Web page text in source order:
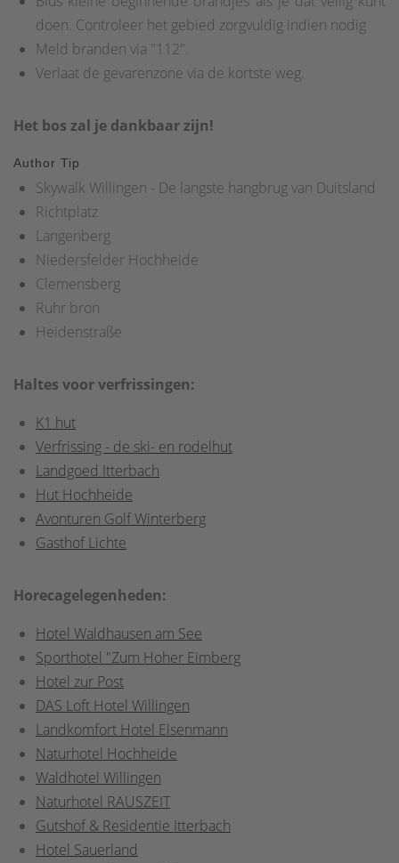
doen. Controleer het gebied zorgvuldig indien nodig
Meld branden via "112".
Verlaat de gevarenzone via de kortste weg.
Het bos zal je dankbaar zijn!
Author Tip
Skywalk Willingen - De langste hangbrug van Duitsland
Richtplatz
Langenberg
Niedersfelder Hochheide
Clemensberg
Ruhr bron
Heidenstraße
Haltes voor verfrissingen:
K1 hut
Verfrissing - de ski- en rodelhut
Landgoed Itterbach
Hut Hochheide
Avonturen Golf Winterberg
Gasthof Lichte
Horecagelegenheden:
Hotel Waldhausen am See
Sporthotel "Zum Hoher Eimberg
Hotel zur Post
DAS Loft Hotel Willingen
Landkomfort Hotel Elsenmann
Naturhotel Hochheide
Waldhotel Willingen
Naturhotel RAUSZEIT
Gutshof & Residentie Itterbach
Hotel Sauerland